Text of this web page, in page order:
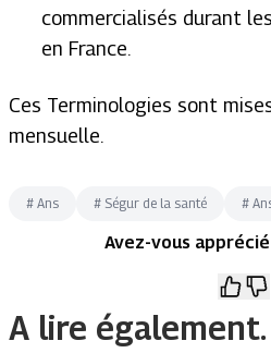
commercialisés durant
en France.
Ces Terminologies sont
mensuelle.
# Ans # Ségur de la santé #
Avez-vous
A lire également.